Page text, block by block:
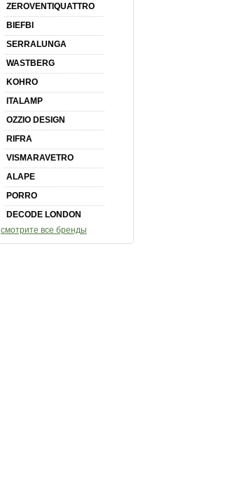
ZEROVENTIQUATTRO
BIEFBI
SERRALUNGA
WASTBERG
KOHRO
ITALAMP
OZZIO DESIGN
RIFRA
VISMARAVETRO
ALAPE
PORRO
DECODE LONDON
смотрите все бренды